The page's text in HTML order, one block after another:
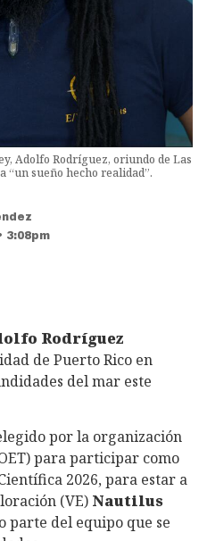
Adolfo Rodríguez, oriundo de Las
“un sueño hecho realidad”.
3:08pm
Rodríguez
de Puerto Rico en
del mar este
por la organización
para participar como
2026, para estar a
(VE) Nautilus
parte del equipo que se